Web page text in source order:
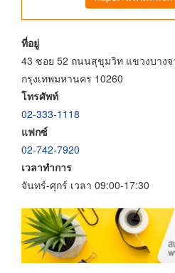
ที่อยู่
43 ซอย 52 ถนนสุขุมวิท แขวงบาง
กรุงเทพมหานคร 10260
โทรศัพท์
02-333-1118
แฟกซ์
02-742-7920
เวลาทำการ
จันทร์-ศุกร์ เวลา 09:00-17:30